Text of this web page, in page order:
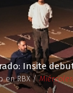
Insite
en RBX /